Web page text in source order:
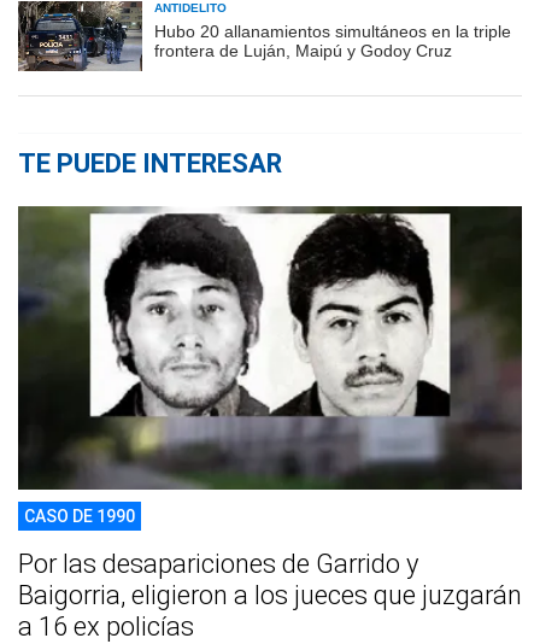
ANTIDELITO
Hubo 20 allanamientos simultáneos en la triple
frontera de Luján, Maipú y Godoy Cruz
TE PUEDE INTERESAR
CASO DE 1990
Por las desapariciones de Garrido y
Baigorria, eligieron a los jueces que juzgarán
a 16 ex policías